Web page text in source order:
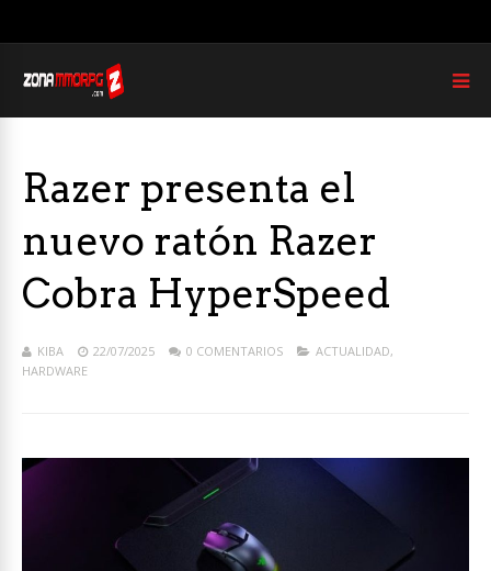
Razer presenta el
nuevo ratón Razer
Cobra HyperSpeed
KIBA 22/07/2025 0 COMENTARIOS ACTUALIDAD,
HARDWARE